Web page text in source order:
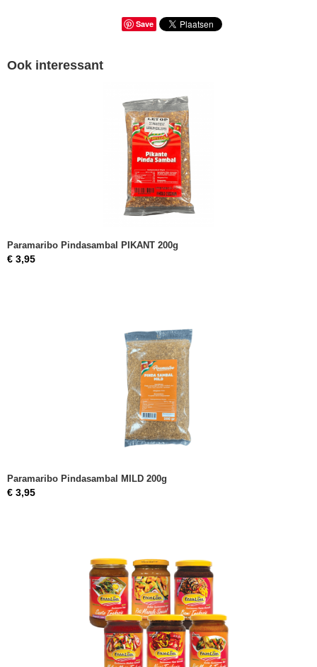
Save
Ook interessant
Paramaribo Pindasambal PIKANT 200g
€ 3,95
Paramaribo Pindasambal MILD 200g
€ 3,95